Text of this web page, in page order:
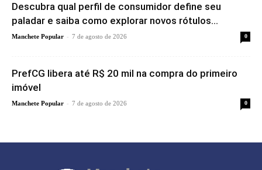
Descubra qual perfil de consumidor define seu
paladar e saiba como explorar novos rótulos...
Manchete Popular - 7 de agosto de 2026 0
PrefCG libera até R$ 20 mil na compra do primeiro
imóvel
Manchete Popular - 7 de agosto de 2026 0